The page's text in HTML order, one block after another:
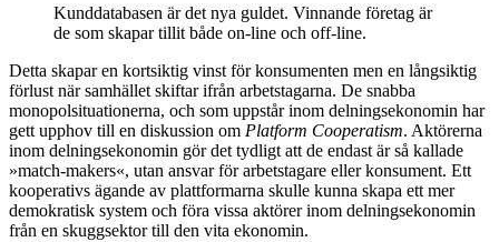
Kunddatabasen är det nya guldet. Vinnande företag är
de som skapar tillit både on-line och off-line.
Detta skapar en kortsiktig vinst för konsumenten men en långsiktig
förlust när samhället skiftar ifrån arbetstagarna. De snabba
monopolsituationerna, och som uppstår inom delningsekonomin har
gett upphov till en diskussion om Platform Cooperatism. Aktörerna
inom delningsekonomin gör det tydligt att de endast är så kallade
»match-makers«, utan ansvar för arbetstagare eller konsument. Ett
kooperativs ägande av plattformarna skulle kunna skapa ett mer
demokratisk system och föra vissa aktörer inom delningsekonomin
från en skuggsektor till den vita ekonomin.